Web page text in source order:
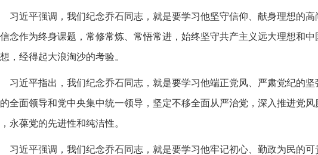
习近平强调，我们纪念乔石同志，就是要学习他坚守信仰、献身理想的
念作为终身课题，常修常炼、常悟常进，始终坚守共产主义远大理想和中
，经得起大浪淘沙的考验。
习近平指出，我们纪念乔石同志，就是要学习他端正党风、严肃党纪的
全面领导和党中央集中统一领导，坚定不移全面从严治党，深入推进党
永葆党的先进性和纯洁性。
习近平强调，我们纪念乔石同志，就是要学习他牢记初心、勤政为民的